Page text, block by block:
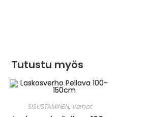
Tutustu myös
SISUSTAMINEN, Verhot